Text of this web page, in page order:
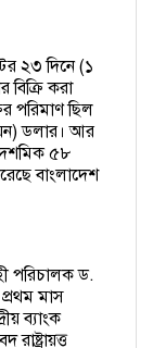
২৩ দিনে (১
করা
পরিমাণ ছিল
ডলার। আর
দশমিক ৫৮
বাংলাদেশ
পরিচালক ড.
মাস
ব্যাংক